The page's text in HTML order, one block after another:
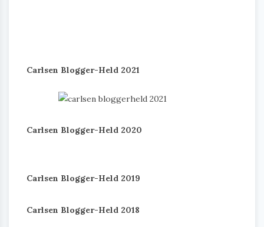
Carlsen Blogger-Held 2021
Carlsen Blogger-Held 2020
Carlsen Blogger-Held 2019
Carlsen Blogger-Held 2018